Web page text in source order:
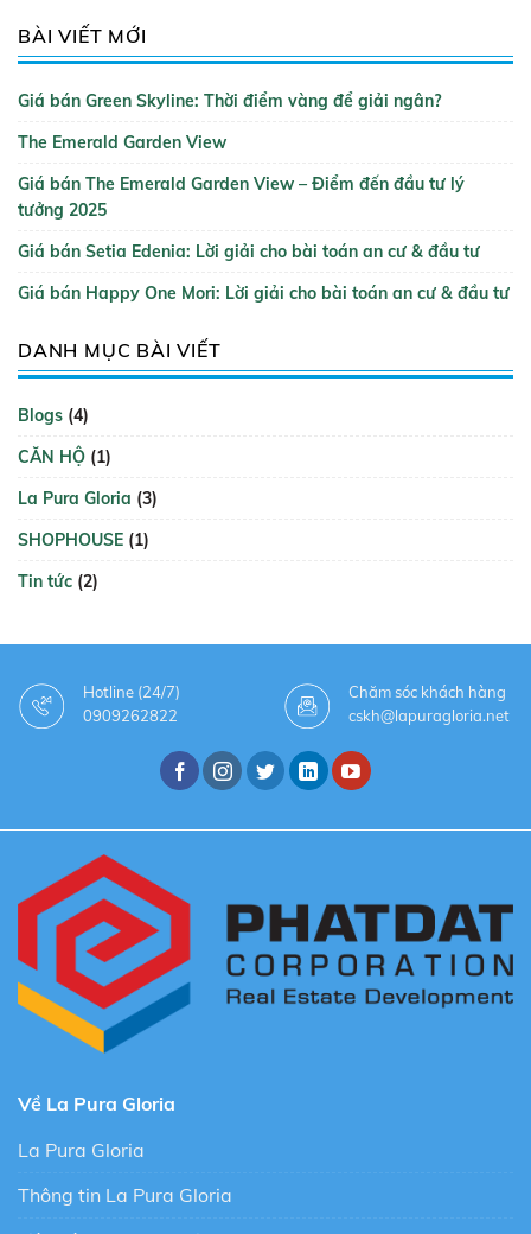
BÀI VIẾT MỚI
Giá bán Green Skyline: Thời điểm vàng để giải ngân?
The Emerald Garden View
Giá bán The Emerald Garden View – Điểm đến đầu tư lý
tưởng 2025
Giá bán Setia Edenia: Lời giải cho bài toán an cư & đầu tư
Giá bán Happy One Mori: Lời giải cho bài toán an cư & đầu tư
DANH MỤC BÀI VIẾT
Blogs (4)
CĂN HỘ (1)
La Pura Gloria (3)
SHOPHOUSE (1)
Tin tức (2)
Hotline (24/7)
0909262822
Chăm sóc khách hàng
cskh@lapuragloria.net
Về La Pura Gloria
La Pura Gloria
Thông tin La Pura Gloria